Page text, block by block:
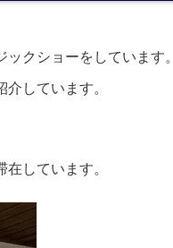
クショーをしています。
しています。
しています。